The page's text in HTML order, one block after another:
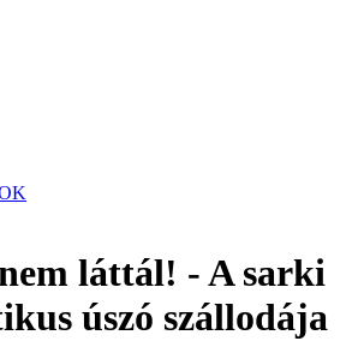
láttál! - A sarki
úszó szállodája